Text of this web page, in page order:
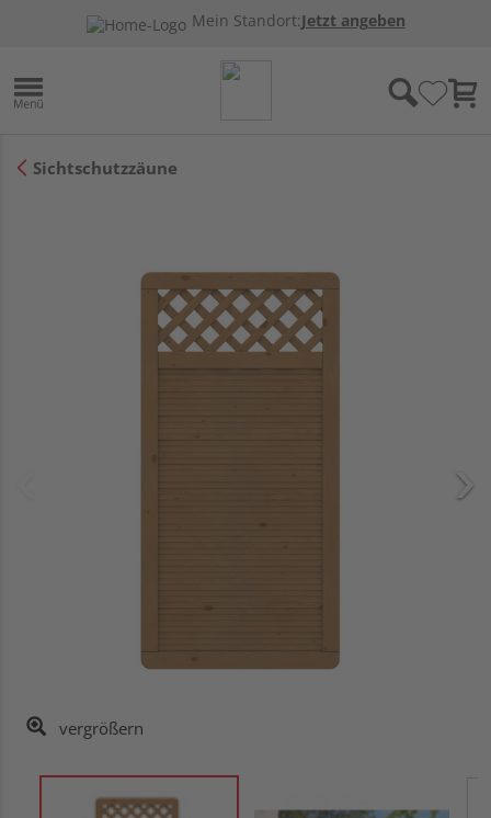
Mein Standort:Jetzt angeben
Sichtschutzzäune
vergrößern